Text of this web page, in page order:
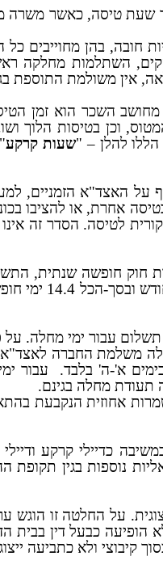
בהן מחוייבים כל
השתלמות מחלקה
השכר הוא זמן
וכן בטיסות הלוך
להלן – "שעות קרקע
לטיסה. הסדר זה
זכאי כל אצד"א
משלמת החברה לאצד"א
א'-ה' בלבד.
עבור
תעודת מחלה בגינם.
אחוזית הנקבעת
נוספות בגין
על החלטה זו הוגש ערעור
כבעל דין בבית
ואכן ביום 31.10.02,